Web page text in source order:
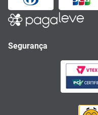
Segurança